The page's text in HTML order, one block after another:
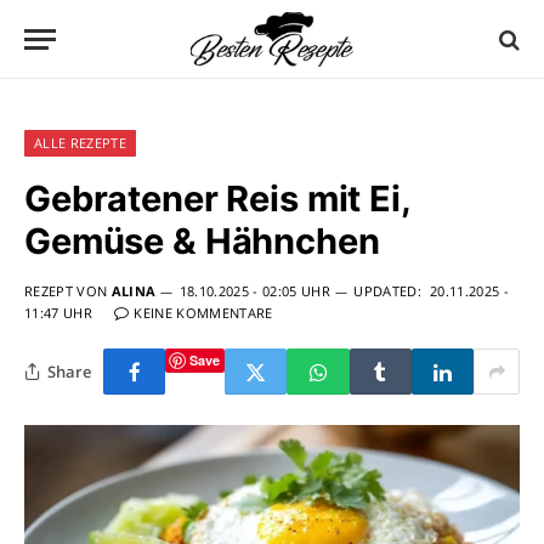
ALLE REZEPTE
Gebratener Reis mit Ei,
Gemüse & Hähnchen
REZEPT VON ALINA 18.10.2025 - 02:05 UHR UPDATED: 20.11.2025 -
11:47 UHR
KEINE KOMMENTARE
Share Save